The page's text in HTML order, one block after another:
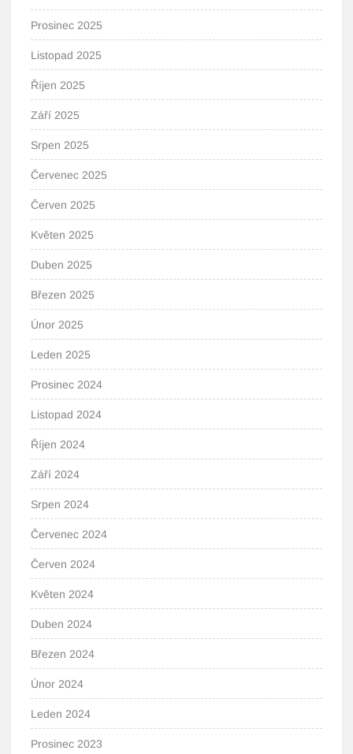
Prosinec 2025
Listopad 2025
Říjen 2025
Září 2025
Srpen 2025
Červenec 2025
Červen 2025
Květen 2025
Duben 2025
Březen 2025
Únor 2025
Leden 2025
Prosinec 2024
Listopad 2024
Říjen 2024
Září 2024
Srpen 2024
Červenec 2024
Červen 2024
Květen 2024
Duben 2024
Březen 2024
Únor 2024
Leden 2024
Prosinec 2023